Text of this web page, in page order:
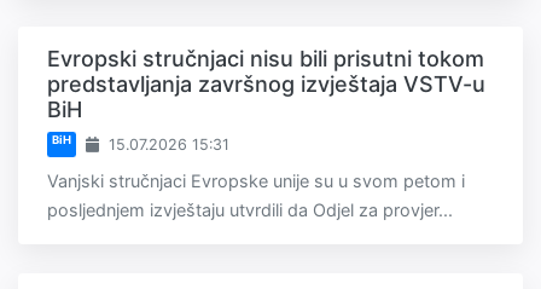
Evropski stručnjaci nisu bili prisutni tokom
predstavljanja završnog izvještaja VSTV-u
BiH
BiH 15.07.2026 15:31
Vanjski stručnjaci Evropske unije su u svom petom i
posljednjem izvještaju utvrdili da Odjel za provjer...